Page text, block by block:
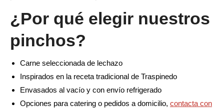
¿Por qué elegir nuestros
pinchos?
Carne seleccionada de lechazo
Inspirados en la receta tradicional de Traspinedo
Envasados al vacío y con envío refrigerado
Opciones para catering o pedidos a domicilio, contacta con